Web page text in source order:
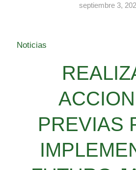
septiembre 3,
Noticias
PREVIAS